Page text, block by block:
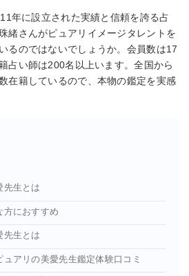
年に設立された実績と信頼を誇る占
緒さんがピュアリイメージタレントを
るのではないでしょうか。会員数は17
占い師は200名以上います。全国から
在籍しているので、本物の鑑定を実感
先生とは
方におすすめ
先生とは
ュアリの美愛先生鑑定体験口コミ